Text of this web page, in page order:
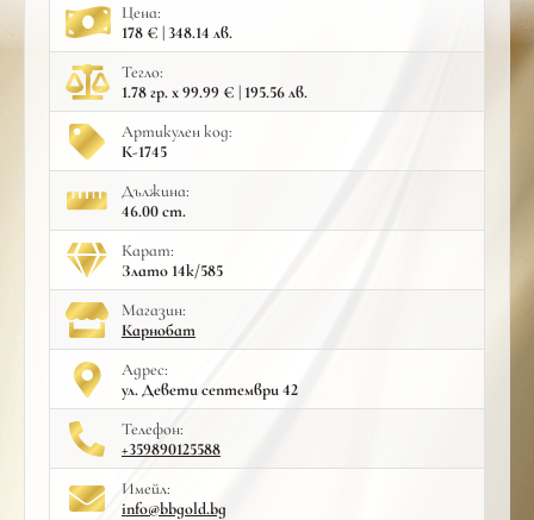
Цена:
178 € | 348.14 лв.
Тегло:
1.78 гр. x 99.99 € | 195.56 лв.
Артикулен код:
К-1745
Дължина:
46.00 cm.
Карат:
Злато 14к/585
Mагазин:
Карнобат
Адрес:
ул. Девети септември 42
Телефон:
+359890125588
Имейл:
info@bbgold.bg